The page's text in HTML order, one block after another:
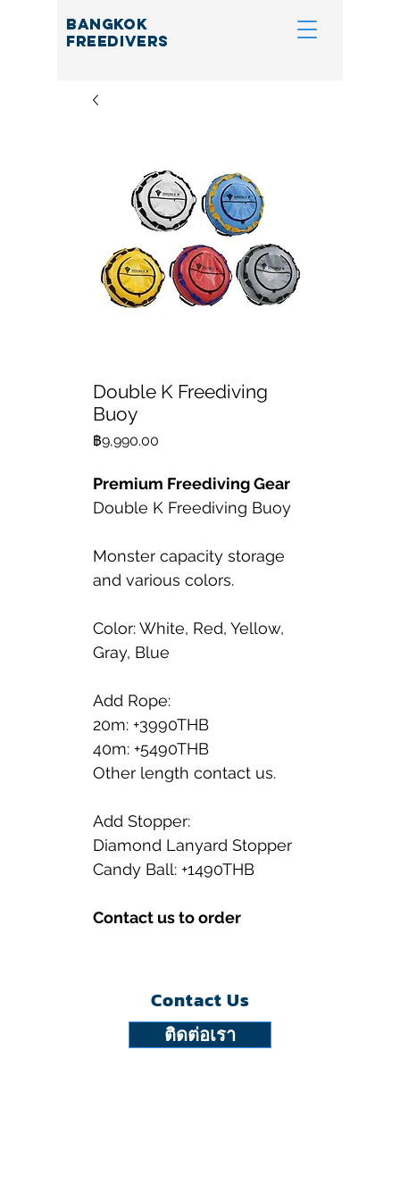
BANGKOK
FREEDIVERS
Double K Freediving
Buoy
฿9,990.00
Premium Freediving Gear
Double K Freediving Buoy
Monster capacity storage
and various colors.
Color: White, Red, Yellow,
Gray, Blue
Add Rope:
20m: +3990THB
40m: +5490THB
Other length contact us.
Add Stopper:
Diamond Lanyard Stopper
Candy Ball: +1490THB
Contact us to order
Contact Us
ติดต่อเรา